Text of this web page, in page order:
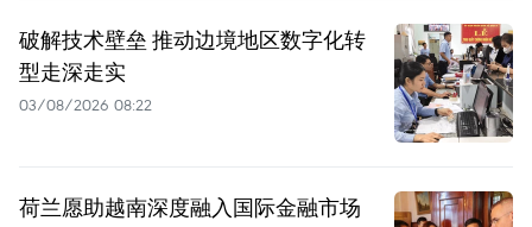
破解技术壁垒 推动边境地区数字化转
型走深走实
03/08/2026 08:22
荷兰愿助越南深度融入国际金融市场